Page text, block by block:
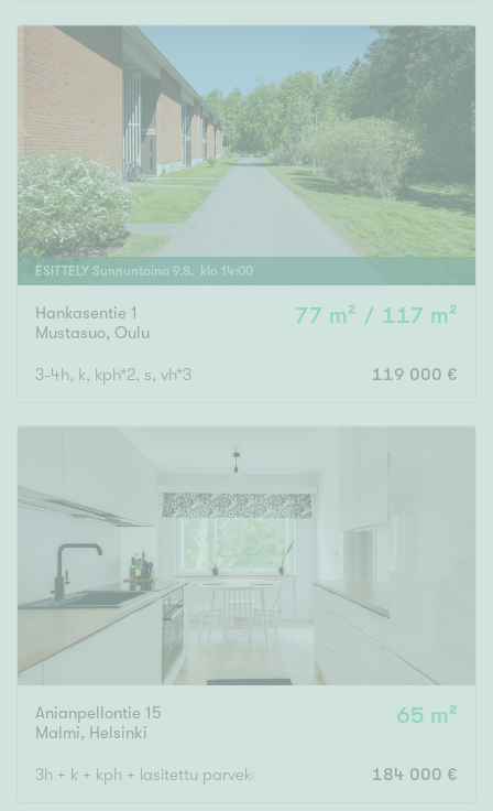
Rakennusvuosi
Uudiskohteet
Vain uudiskohteet Ei uudiskohteita
Arvokohteet
Vain arvokohteet Ei arvokohteita
Kunto
Tyydyttävä
Ominaisuudet
Hissi
Järvi- tai merinäköala
Maalämpö
Oma ranta
Oma sauna
ESITTELY Sunnuntaina 9.8. klo 14:00
Hankasentie 1
Mustasuo, Oulu
77 m² / 117 m²
3-4h, k, kph*2, s, vh*3 119 000 €
Anianpellontie 15
Malmi, Helsinki
65 m²
3h + k + kph + lasitettu parveke 184 000 €